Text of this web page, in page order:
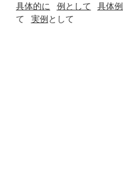
具体的に
例として 具体例
て
実例として